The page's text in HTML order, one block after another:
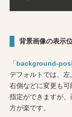
背景画像の表示
「background-
デフォルトでは、
右側などに変更も
指定ができますが
方が楽です。